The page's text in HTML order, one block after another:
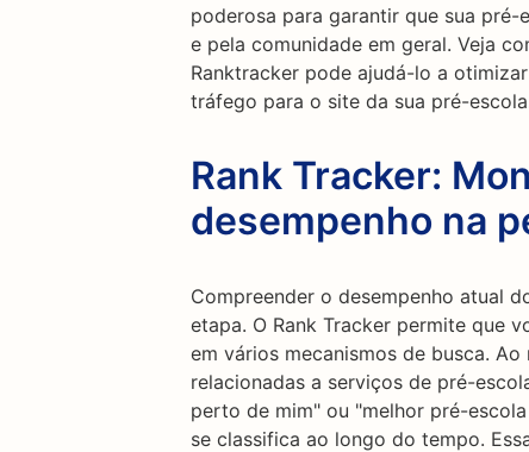
poderosa para garantir que sua
e pela comunidade em geral. Veja
Ranktracker pode ajudá-lo a
tráfego para o site da sua pré-
Rank Tracker:
desempenho na
Compreender o desempenho atual
etapa. O Rank Tracker permite que
em vários mecanismos de busca.
relacionadas a serviços de pré-
perto de mim" ou "melhor pré-
se classifica ao longo do tempo.